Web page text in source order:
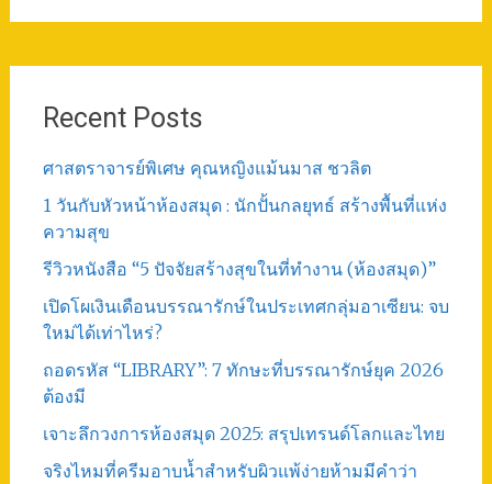
Recent Posts
ศาสตราจารย์พิเศษ คุณหญิงแม้นมาส ชวลิต
1 วันกับหัวหน้าห้องสมุด : นักปั้นกลยุทธ์ สร้างพื้นที่แห่ง
ความสุข
รีวิวหนังสือ “5 ปัจจัยสร้างสุขในที่ทำงาน (ห้องสมุด)”
เปิดโผเงินเดือนบรรณารักษ์ในประเทศกลุ่มอาเซียน: จบ
ใหม่ได้เท่าไหร่?
ถอดรหัส “LIBRARY”: 7 ทักษะที่บรรณารักษ์ยุค 2026
ต้องมี
เจาะลึกวงการห้องสมุด 2025: สรุปเทรนด์โลกและไทย
จริงไหมที่ครีมอาบน้ำสำหรับผิวแพ้ง่ายห้ามมีคำว่า